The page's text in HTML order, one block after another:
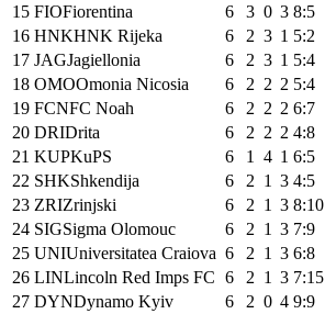
15 FIOFiorentina 6 3 0 3 8:5
16 HNKHNK Rijeka 6 2 3 1 5:2
17 JAGJagiellonia 6 2 3 1 5:4
18 OMOOmonia Nicosia 6 2 2 2 5:4
19 FCNFC Noah 6 2 2 2 6:7
20 DRIDrita 6 2 2 2 4:8
21 KUPKuPS 6 1 4 1 6:5
22 SHKShkendija 6 2 1 3 4:5
23 ZRIZrinjski 6 2 1 3 8:10
24 SIGSigma Olomouc 6 2 1 3 7:9
25 UNIUniversitatea Craiova 6 2 1 3 6:8
26 LINLincoln Red Imps FC 6 2 1 3 7:15
27 DYNDynamo Kyiv 6 2 0 4 9:9